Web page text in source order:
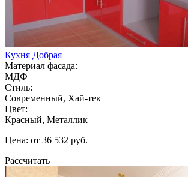
Кухня Добрая
Материал фасада:
МДФ
Стиль:
Современный, Хай-тек
Цвет:
Красный, Металлик
Цена: от 36 532 руб.
Рассчитать